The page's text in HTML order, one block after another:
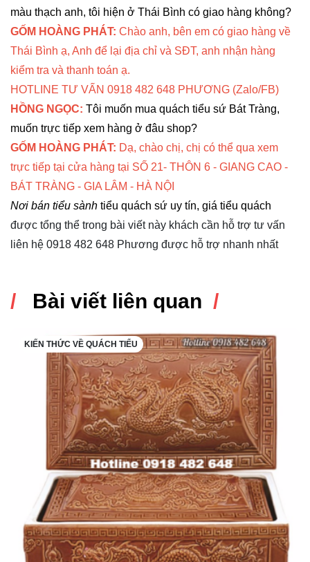
màu thạch anh, tôi hiện ở Thái Bình có giao hàng không?
GỐM HOÀNG PHÁT: Chào anh, bên em có giao hàng về
Thái Bình ạ, Anh để lại địa chỉ và SĐT, anh nhận hàng
kiểm tra và thanh toán ạ.
HOTLINE TƯ VẤN 0918 482 648 PHƯƠNG (Zalo/FB)
HỒNG NGỌC: Tôi muốn mua quách tiểu sứ Bát Tràng,
muốn trực tiếp xem hàng ở đâu shop?
GỐM HOÀNG PHÁT: Dạ, chào chị, chị có thể qua xem
trực tiếp tại cửa hàng tại SỐ 21- THÔN 6 - GIANG CAO -
BÁT TRÀNG - GIA LÂM - HÀ NỘI
Nơi bán tiểu sành tiểu quách sứ uy tín, giá tiểu quách
được tổng thể trong bài viết này khách cần hỗ trợ tư vấn
liên hệ 0918 482 648 Phương được hỗ trợ nhanh nhất
Bài viết liên quan
KIẾN THỨC VỀ QUÁCH TIỂU